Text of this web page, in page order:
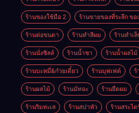
ร้านของใช้มือ 2 ร้านขายของที่ระลึก ขอ
ร้านต่อขนตา ร้านทำสีผม ร้านทำเล็
ร้านนั่งชิลล์ ร้านน้ำชา ร้านน้ำผลไม้
ร้านบะหมี่&ก๋วยเตี๋ยว ร้านบุฟเฟต์ ร้
ร้านผลไม้ ร้านมัทฉะ ร้านยืดผม
ร้านริมทะเล ร้านสปาหัว ร้านสระได